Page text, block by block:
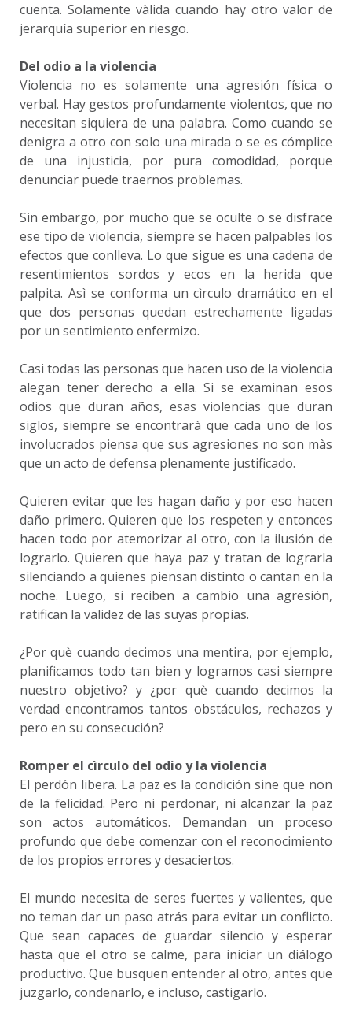
cuenta. Solamente vàlida cuando hay otro valor de
jerarquía superior en riesgo.
Del odio a la violencia
Violencia no es solamente una agresión física o
verbal. Hay gestos profundamente violentos, que no
necesitan siquiera de una palabra. Como cuando se
denigra a otro con solo una mirada o se es cómplice
de una injusticia, por pura comodidad, porque
denunciar puede traernos problemas.
Sin embargo, por mucho que se oculte o se disfrace
ese tipo de violencia, siempre se hacen palpables los
efectos que conlleva. Lo que sigue es una cadena de
resentimientos sordos y ecos en la herida que
palpita. Asì se conforma un cìrculo dramático en el
que dos personas quedan estrechamente ligadas
por un sentimiento enfermizo.
Casi todas las personas que hacen uso de la violencia
alegan tener derecho a ella. Si se examinan esos
odios que duran años, esas violencias que duran
siglos, siempre se encontrarà que cada uno de los
involucrados piensa que sus agresiones no son màs
que un acto de defensa plenamente justificado.
Quieren evitar que les hagan daño y por eso hacen
daño primero. Quieren que los respeten y entonces
hacen todo por atemorizar al otro, con la ilusión de
lograrlo. Quieren que haya paz y tratan de lograrla
silenciando a quienes piensan distinto o cantan en la
noche. Luego, si reciben a cambio una agresión,
ratifican la validez de las suyas propias.
¿Por què cuando decimos una mentira, por ejemplo,
planificamos todo tan bien y logramos casi siempre
nuestro objetivo? y ¿por què cuando decimos la
verdad encontramos tantos obstáculos, rechazos y
pero en su consecución?
Romper el cìrculo del odio y la violencia
El perdón libera. La paz es la condición sine que non
de la felicidad. Pero ni perdonar, ni alcanzar la paz
son actos automáticos. Demandan un proceso
profundo que debe comenzar con el reconocimiento
de los propios errores y desaciertos.
El mundo necesita de seres fuertes y valientes, que
no teman dar un paso atrás para evitar un conflicto.
Que sean capaces de guardar silencio y esperar
hasta que el otro se calme, para iniciar un diálogo
productivo. Que busquen entender al otro, antes que
juzgarlo, condenarlo, e incluso, castigarlo.